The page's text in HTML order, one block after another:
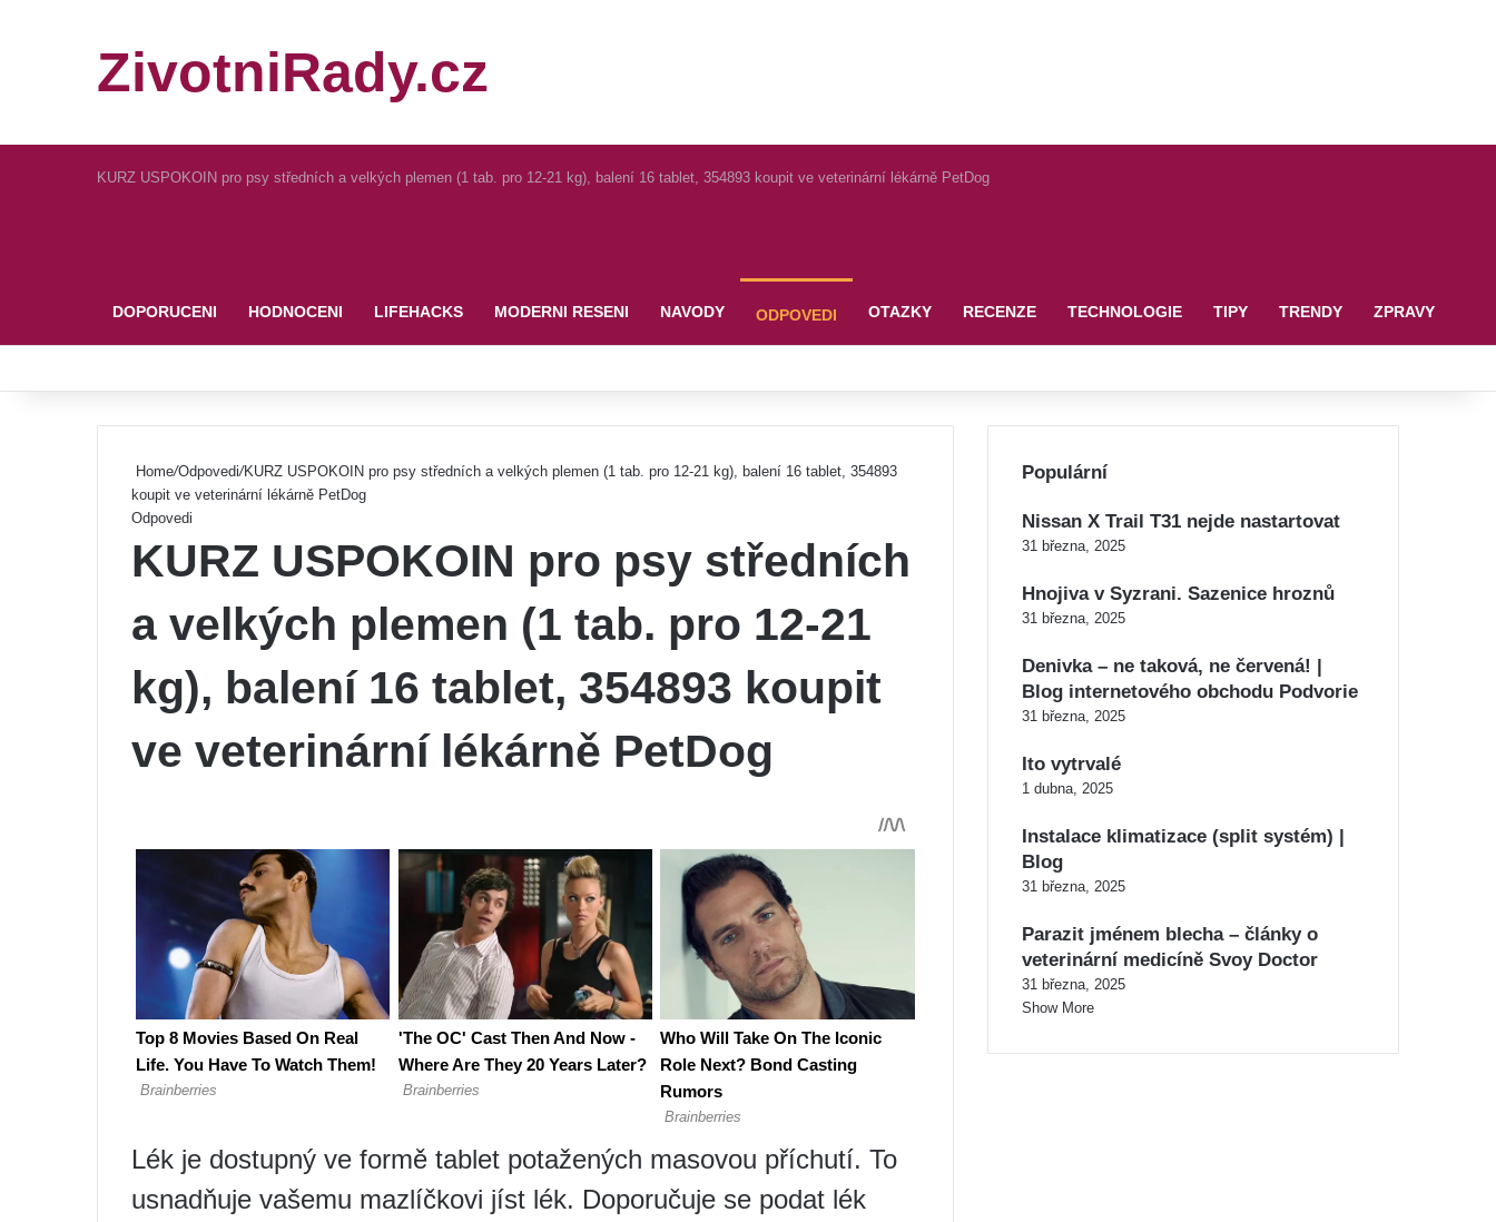
ZivotniRady.cz
KURZ USPOKOIN pro psy středních a velkých plemen (1 tab. pro 12-21 kg), balení 16 tablet, 354893 koupit ve veterinární lékárně PetDog
DOPORUCENI HODNOCENI LIFEHACKS MODERNI RESENI NAVODY ODPOVEDI OTAZKY RECENZE TECHNOLOGIE TIPY TRENDY ZPRAVY
Home/Odpovedi/KURZ USPOKOIN pro psy středních a velkých plemen (1 tab. pro 12-21 kg), balení 16 tablet, 354893
koupit ve veterinární lékárně PetDog
Odpovedi
KURZ USPOKOIN pro psy středních
a velkých plemen (1 tab. pro 12-21
kg), balení 16 tablet, 354893 koupit
ve veterinární lékárně PetDog
Lék je dostupný ve formě tablet potažených masovou příchutí. To
usnadňuje vašemu mazlíčkovi jíst lék. Doporučuje se podat lék
Populární
Nissan X Trail T31 nejde nastartovat
31 března, 2025
Hnojiva v Syzrani. Sazenice hroznů
31 března, 2025
Denivka – ne taková, ne červená! |
Blog internetového obchodu Podvorie
31 března, 2025
Ito vytrvalé
1 dubna, 2025
Instalace klimatizace (split systém) |
Blog
31 března, 2025
Parazit jménem blecha – články o
veterinární medicíně Svoy Doctor
31 března, 2025
Show More